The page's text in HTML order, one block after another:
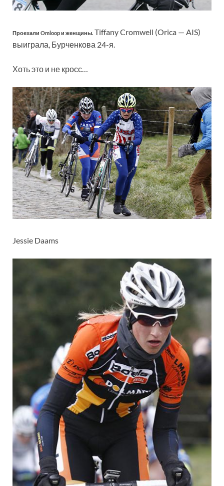
Проехали Omloop и женщины. Tiffany Cromwell (Orica — AIS)
выиграла, Бурченкова 24-я.
Хоть это и не кросс…
Jessie Daams